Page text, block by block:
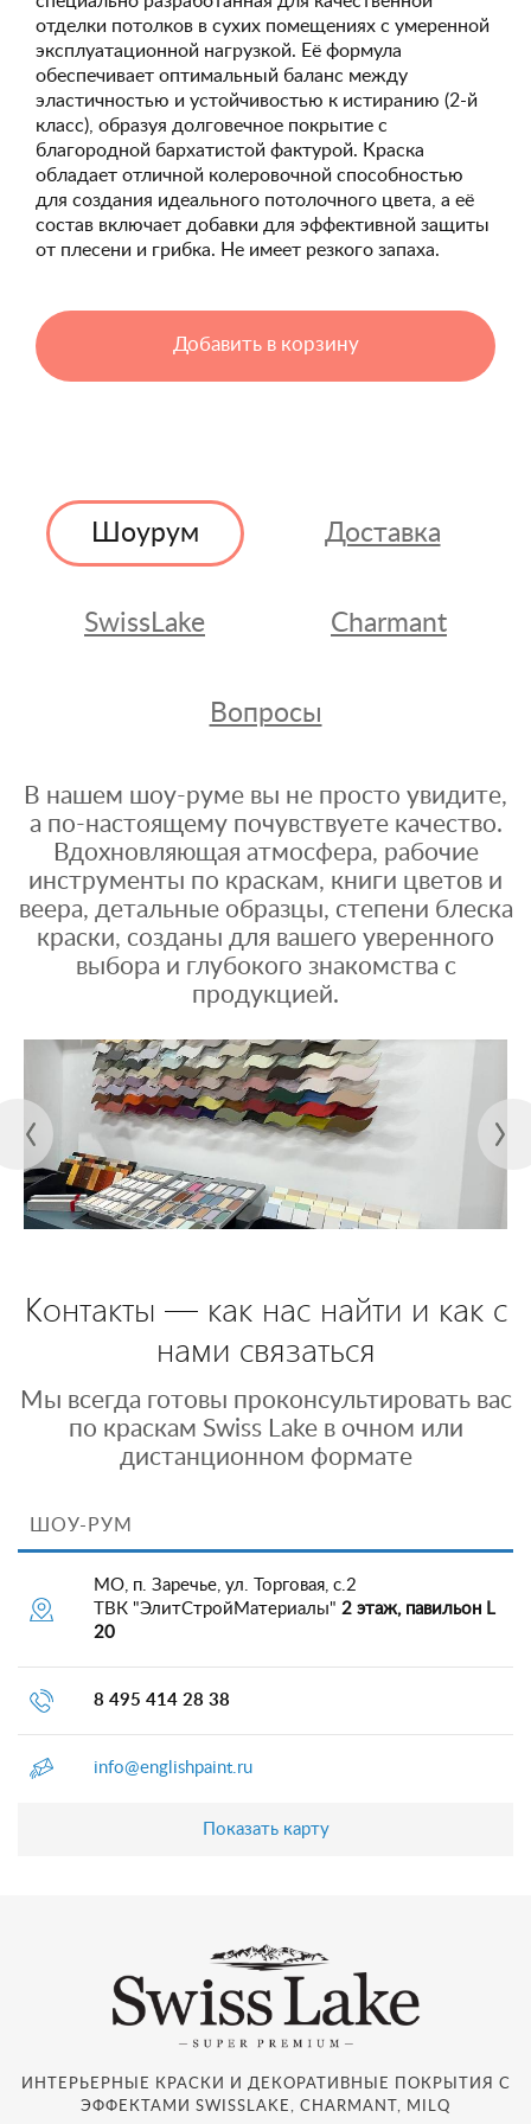
отделки потолков в сухих помещениях с умеренной
эксплуатационной нагрузкой. Её формула
обеспечивает оптимальный баланс между
эластичностью и устойчивостью к истиранию (2-й
класс), образуя долговечное покрытие с
благородной бархатистой фактурой. Краска
обладает отличной колеровочной способностью
для создания идеального потолочного цвета, а её
состав включает добавки для эффективной защиты
от плесени и грибка. Не имеет резкого запаха.
Добавить в корзину
Шоурум Доставка
SwissLake Charmant
Вопросы
В нашем шоу-руме вы не просто увидите,
а по-настоящему почувствуете качество.
Вдохновляющая атмосфера, рабочие
инструменты по краскам, книги цветов и
веера, детальные образцы, степени блеска
краски, созданы для вашего уверенного
выбора и глубокого знакомства с
продукцией.
Контакты — как нас найти и как с
нами связаться
Мы всегда готовы проконсультировать вас
по краскам Swiss Lake в очном или
дистанционном формате
ШОУ-РУМ
МО, п. Заречье, ул. Торговая, с.2
ТВК "ЭлитСтройМатериалы" 2 этаж, павильон L
20
8 495 414 28 38
info@englishpaint.ru
Показать карту
ИНТЕРЬЕРНЫЕ КРАСКИ И ДЕКОРАТИВНЫЕ ПОКРЫТИЯ С
ЭФФЕКТАМИ SWISSLAKE, CHARMANT, MILQ